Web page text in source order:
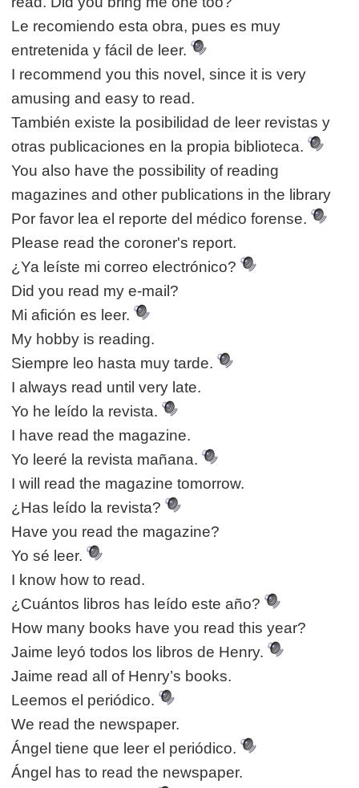
Le recomiendo esta obra, pues es muy
entretenida y fácil de leer.
I recommend you this novel, since it is very
amusing and easy to read.
También existe la posibilidad de leer revistas y
otras publicaciones en la propia biblioteca.
You also have the possibility of reading
magazines and other publications in the library
Por favor lea el reporte del médico forense.
Please read the coroner's report.
¿Ya leíste mi correo electrónico?
Did you read my e-mail?
Mi afición es leer.
My hobby is reading.
Siempre leo hasta muy tarde.
I always read until very late.
Yo he leído la revista.
I have read the magazine.
Yo leeré la revista mañana.
I will read the magazine tomorrow.
¿Has leído la revista?
Have you read the magazine?
Yo sé leer.
I know how to read.
¿Cuántos libros has leído este año?
How many books have you read this year?
Jaime leyó todos los libros de Henry.
Jaime read all of Henry’s books.
Leemos el periódico.
We read the newspaper.
Ángel tiene que leer el periódico.
Ángel has to read the newspaper.